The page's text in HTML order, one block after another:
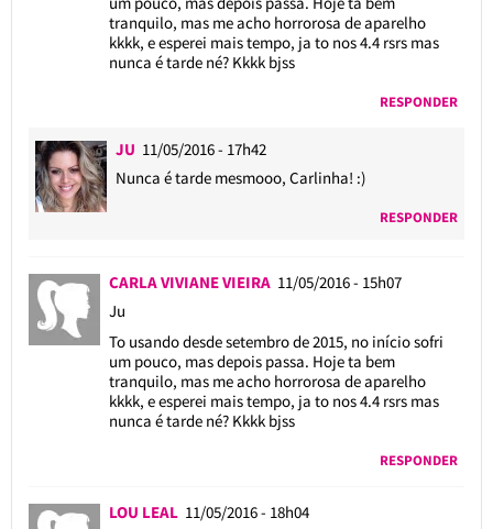
tranquilo, mas me acho horrorosa de aparelho
kkkk, e esperei mais tempo, ja to nos 4.4 rsrs mas
nunca é tarde né? Kkkk bjss
RESPONDER
JU 11/05/2016 - 17h42
Nunca é tarde mesmooo, Carlinha! :)
RESPONDER
CARLA VIVIANE VIEIRA 11/05/2016 - 15h07
Ju
To usando desde setembro de 2015, no início sofri
um pouco, mas depois passa. Hoje ta bem
tranquilo, mas me acho horrorosa de aparelho
kkkk, e esperei mais tempo, ja to nos 4.4 rsrs mas
nunca é tarde né? Kkkk bjss
RESPONDER
LOU LEAL 11/05/2016 - 18h04